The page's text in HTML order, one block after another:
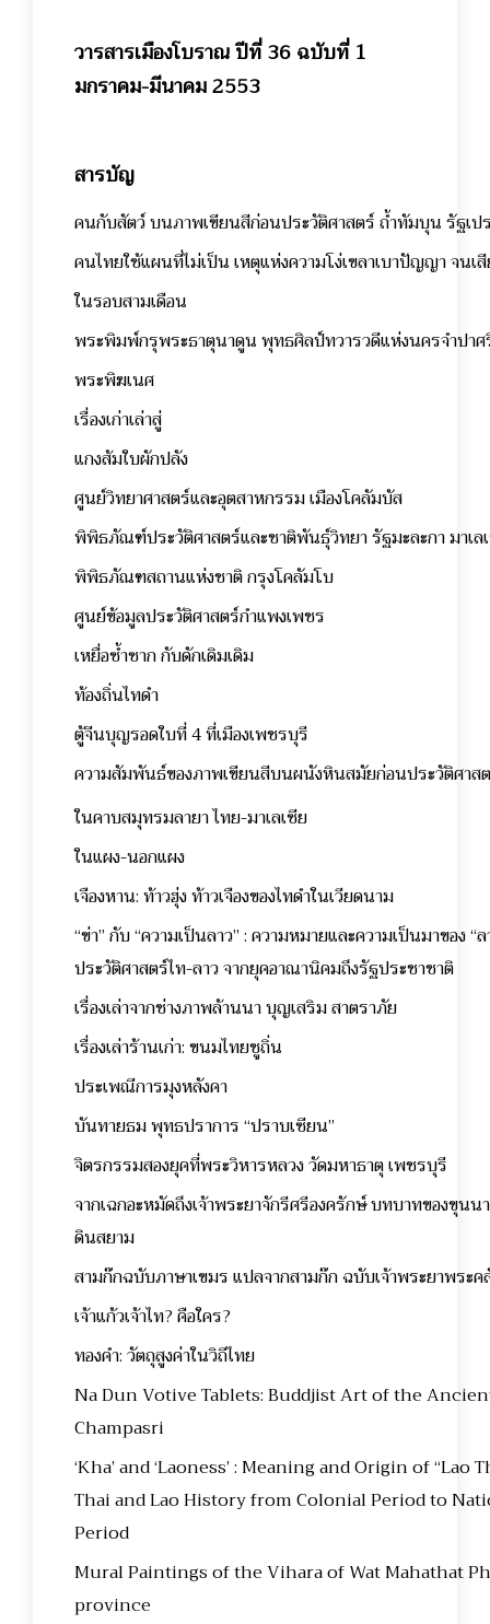
วารสารเมืองโบราณ ปีที่ 36 ฉบับที่ 1
มกราคม-มีนาคม 2553
สารบัญ
คนกับสัตว์ บนภาพเขียนสีก่อนประวัติศาสตร์ ถ้ำทัมบุน รัฐเปร
คนไทยใช้แผนที่ไม่เป็น เหตุแห่งความโง่เขลาเบาปัญญา จนเ
ในรอบสามเดือน
พระพิมพ์กรุพระธาตุนาดูน พุทธศิลป์ทวารวดีแห่งนครจำปา
พระพิฆเนศ
เรื่องเก่าเล่าสู่
แกงส้มใบผักปลัง
ศูนย์วิทยาศาสตร์และอุตสาหกรรม เมืองโคลัมบัส
พิพิธภัณฑ์ประวัติศาสตร์และชาติพันธุ์วิทยา รัฐมะละกา มาเล
พิพิธภัณฑสถานแห่งชาติ กรุงโคลัมโบ
ศูนย์ข้อมูลประวัติศาสตร์กำแพงเพชร
เหยื่อซ้ำซาก กับดักเดิมเดิม
ท้องถิ่นไทดำ
ตู้จีนบุญรอดใบที่ 4 ที่เมืองเพชรบุรี
ความสัมพันธ์ของภาพเขียนสีบนผนังหินสมัยก่อนประวัติศาส
ในคาบสมุทรมลายา ไทย-มาเลเซีย
ในแผง-นอกแผง
เจืองหาน: ท้าวฮุ่ง ท้าวเจืองของไทดำในเวียดนาม
“ข่า” กับ “ความเป็นลาว” : ความหมายและความเป็นมาของ “ล
ประวัติศาสตร์ไท-ลาว จากยุคอาณานิคมถึงรัฐประชาชาติ
เรื่องเล่าจากช่างภาพล้านนา บุญเสริม สาตราภัย
เรื่องเล่าร้านเก่า: ขนมไทยชูถิ่น
ประเพณีการมุงหลังคา
บันทายธม พุทธปราการ “ปราบเซียน”
จิตรกรรมสองยุคที่พระวิหารหลวง วัดมหาธาตุ เพชรบุรี
จากเฉกอะหมัดถึงเจ้าพระยาจักรีศรีองครักษ์ บทบาทของขุน
ดินสยาม
สามก๊กฉบับภาษาเขมร แปลจากสามก๊ก ฉบับเจ้าพระยาพร
เจ้าแก้วเจ้าไท? คือใคร?
ทองคำ: วัตถุสูงค่าในวิถีไทย
Na Dun Votive Tablets: Buddjist Art of the
Champasri
‘Kha’ and ‘Laoness’ : Meaning and Origin of “Lao
Thai and Lao History from Colonial Period to
Period
Mural Paintings of the Vihara of Wat Mahathat
province